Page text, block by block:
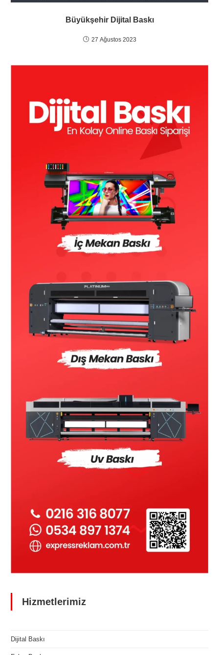
Büyükşehir Dijital Baskı
27 Ağustos 2023
Hizmetlerimiz
Dijital Baskı